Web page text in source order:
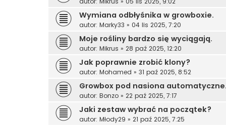
Wymiana odbłyśnika w growboxie.
autor: Marky33 » 04 lis 2025, 7:20
Moje rośliny bardzo się wyciągają.
autor: Mikrus » 28 paź 2025, 12:20
Jak poprawnie zrobić klony?
autor: Mohamed » 31 paź 2025, 8:52
Growbox pod nasiona automatyczne.
autor: Bonzo » 22 paź 2025, 7:17
Jaki zestaw wybrać na początek?
autor: Młody29 » 21 paź 2025, 7:25